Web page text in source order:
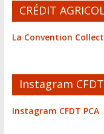
CRÉDIT
La Convention
Instagram
Instagram CFDT PCA